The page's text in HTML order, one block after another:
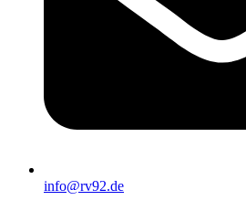
info@rv92.de